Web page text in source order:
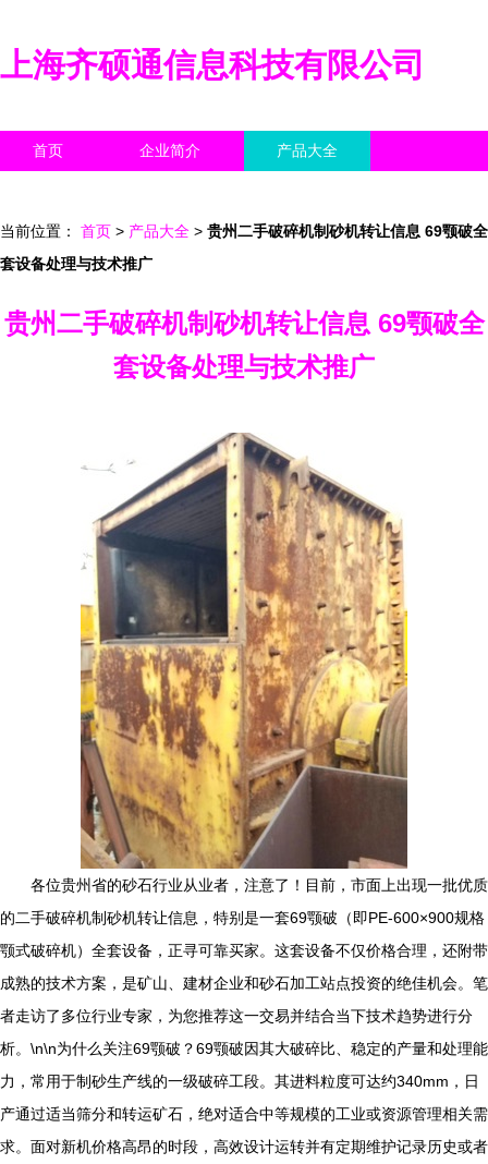
上海齐硕通信息科技有限公司
首页 企业简介 产品大全
当前位置： 首页 > 产品大全 > 贵州二手破碎机制砂机转让信息 69颚破全
套设备处理与技术推广
贵州二手破碎机制砂机转让信息 69颚破全
套设备处理与技术推广
各位贵州省的砂石行业从业者，注意了！目前，市面上出现一批优质
的二手破碎机制砂机转让信息，特别是一套69颚破（即PE-600×900规格
颚式破碎机）全套设备，正寻可靠买家。这套设备不仅价格合理，还附带
成熟的技术方案，是矿山、建材企业和砂石加工站点投资的绝佳机会。笔
者走访了多位行业专家，为您推荐这一交易并结合当下技术趋势进行分
析。\n\n为什么关注69颚破？69颚破因其大破碎比、稳定的产量和处理能
力，常用于制砂生产线的一级破碎工段。其进料粒度可达约340mm，日
产通过适当筛分和转运矿石，绝对适合中等规模的工业或资源管理相关需
求。面对新机价格高昂的时段，高效设计运转并有定期维护记录历史或者